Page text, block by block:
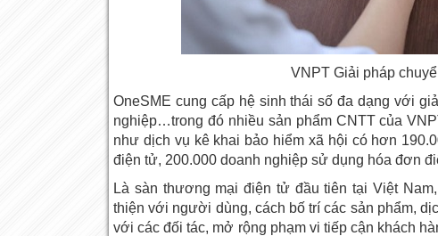
VNPT Giải pháp
OneSME cung cấp hệ sinh thái số đa dạng với
nghiệp…trong đó nhiều sản phẩm CNTT của
như dịch vụ kê khai bảo hiểm xã hội có hơn
điện tử, 200.000 doanh nghiệp sử dụng hóa đơn
Là sàn thương mại điện tử đầu tiên tại Việt
thiện với người dùng, cách bố trí các sản phẩm,
với các đối tác, mở rộng phạm vi tiếp cận khách